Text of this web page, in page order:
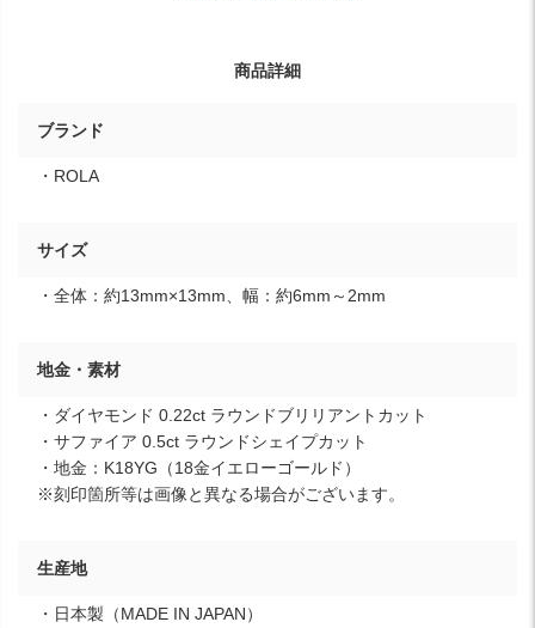
商品詳細
ブランド
・ROLA
サイズ
・全体：約13mm×13mm、幅：約6mm～2mm
地金・素材
・ダイヤモンド 0.22ct ラウンドブリリアントカット
・サファイア 0.5ct ラウンドシェイプカット
・地金：K18YG（18金イエローゴールド）
※刻印箇所等は画像と異なる場合がございます。
生産地
・日本製（MADE IN JAPAN）